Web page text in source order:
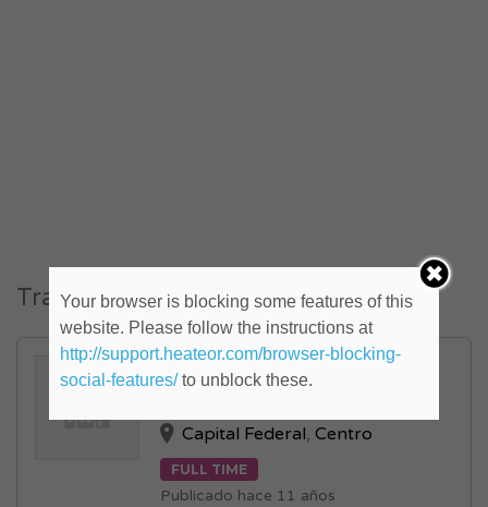
Trabajos similares
Operador/a de Calidad (ID:
Capital Federal,Centro
FULL TIME
Publicado hace 11 años
Your browser is blocking some features of this
website. Please follow the instructions at
http://support.heateor.com/browser-blocking-
social-features/to unblock these.